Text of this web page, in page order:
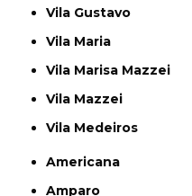
Vila Gustavo
Vila Maria
Vila Marisa Mazzei
Vila Mazzei
Vila Medeiros
Americana
Amparo